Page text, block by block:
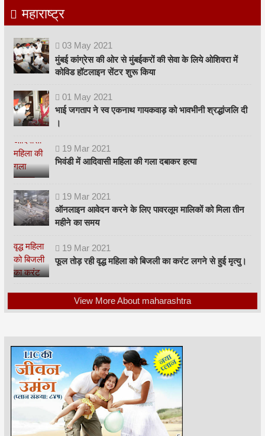
महाराष्ट्र
03 May 2021
मुंबई कांग्रेस की ओर से मुंबईकरों की सेवा के लिये ओशिवरा में
कोविड हॉटलाइन सेंटर शुरू किया
01 May 2021
भाई जगताप ने स्व एकनाथ गायकवाड़ को भावभीनी श्रद्धांजलि दी
।
19 Mar 2021
भिवंडी में आदिवासी महिला की गला दबाकर हत्या
19 Mar 2021
ऑनलाइन आवेदन करने के लिए पावरलूम मालिकों को मिला तीन
महीने का समय
19 Mar 2021
फूल तोड़ रही वृद्ध महिला को बिजली का करंट लगने से हुई मृत्यु।
View More About maharashtra